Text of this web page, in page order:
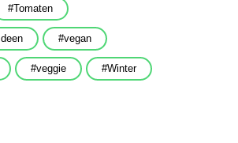
Tomaten
vegan
veggie Winter